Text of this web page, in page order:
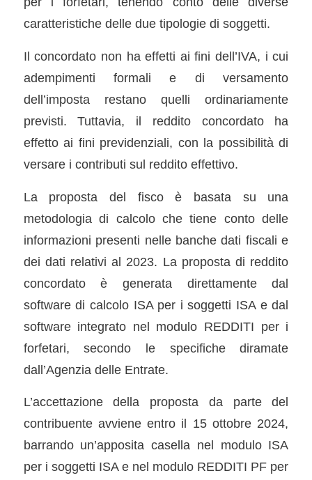
caratteristiche delle due tipologie di soggetti.
Il concordato non ha effetti ai fini dell’IVA, i cui
adempimenti formali e di versamento
dell’imposta restano quelli ordinariamente
previsti. Tuttavia, il reddito concordato ha
effetto ai fini previdenziali, con la possibilità di
versare i contributi sul reddito effettivo.
La proposta del fisco è basata su una
metodologia di calcolo che tiene conto delle
informazioni presenti nelle banche dati fiscali e
dei dati relativi al 2023. La proposta di reddito
concordato è generata direttamente dal
software di calcolo ISA per i soggetti ISA e dal
software integrato nel modulo REDDITI per i
forfetari, secondo le specifiche diramate
dall’Agenzia delle Entrate.
L’accettazione della proposta da parte del
contribuente avviene entro il 15 ottobre 2024,
barrando un’apposita casella nel modulo ISA
per i soggetti ISA e nel modulo REDDITI PF per